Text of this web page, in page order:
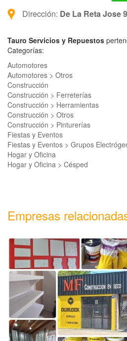
Dirección: De La Reta Jose
Tauro Servicios y Repuestos
Categorías:
Automotores
Automotores > Otros
Construcción
Construcción > Ferreterías
Construcción > Herramientas
Construcción > Otros
Construcción > Pinturerías
Fiestas y Eventos
Fiestas y Eventos > Grupos
Hogar y Oficina
Hogar y Oficina > Césped
Empresas